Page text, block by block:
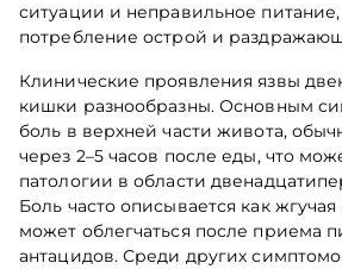
ситуации и неправильное
потребление острой и
Клинические проявления язвы
кишки разнообразны. Основным
боль в верхней части живота,
через 2–5 часов после еды, что
патологии в области
Боль часто описывается как
может облегчаться после приема
антацидов. Среди других